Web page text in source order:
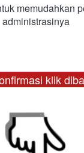
memudahkan
administrasinya
klik